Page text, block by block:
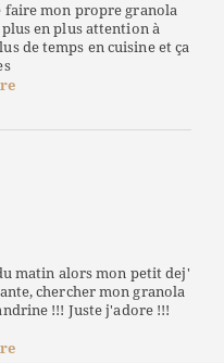
faire mon propre granola
en plus attention à
de temps en cuisine et ça
matin alors mon petit dej'
chercher mon granola
!!! Juste j'adore !!!